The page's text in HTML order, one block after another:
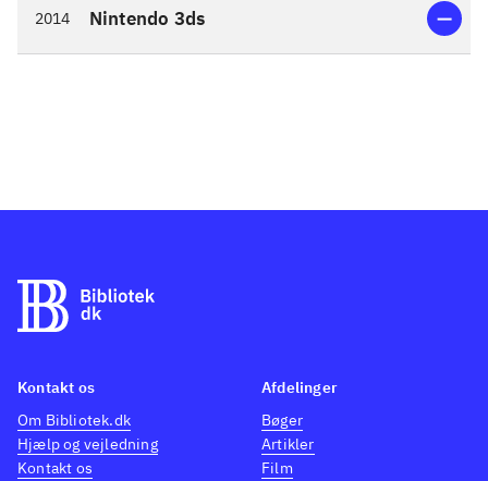
2014 Nintendo 3ds
Kontakt os
Om Bibliotek.dk
Hjælp og vejledning
Kontakt os
Afdelinger
Bøger
Artikler
Film